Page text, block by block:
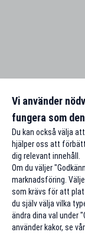
Vi använder
fungera som
Du kan också välja
hjälper oss att
dig relevant innehåll.
Om du väljer
marknadsföring.
som krävs för att
du själv välja vilka
ändra dina val under
använder kakor, se vår